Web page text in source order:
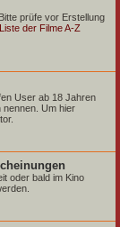
prüfe vor Erstellung
Liste der Filme A-Z
User ab 18 Jahren
nennen. Um hier
oder bald im Kino